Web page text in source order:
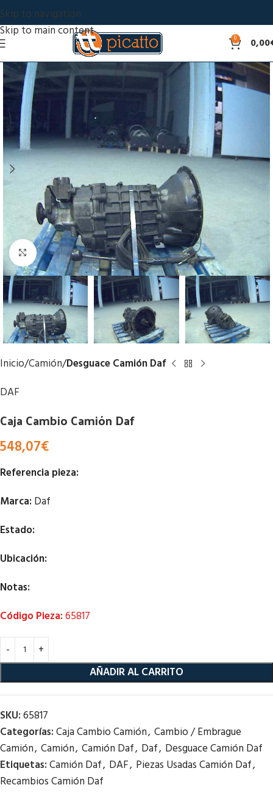
Skip to navigation
Skip to main content
0 0,00
Click to enlarge
Inicio Camión Desguace Camión Daf
DAF
Caja Cambio Camión Daf
548,07€
Referencia pieza:
Marca: Daf
Estado:
Ubicación:
Notas:
Código Pieza:65817
AÑADIR AL CARRITO
SKU:65817
Categorías:Caja Cambio Camión, Cambio / Embrague
Camión, Camión, Camión Daf, Daf, Desguace Camión Daf
Etiquetas:Camión Daf, DAF, Piezas Usadas Camión Daf,
Recambios Camión Daf